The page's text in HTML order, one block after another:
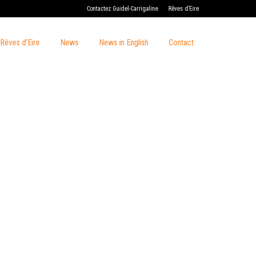
Contactez Guidel-Carrigaline Rêves d’Eire
Rêves d’Eire News News in English Contact